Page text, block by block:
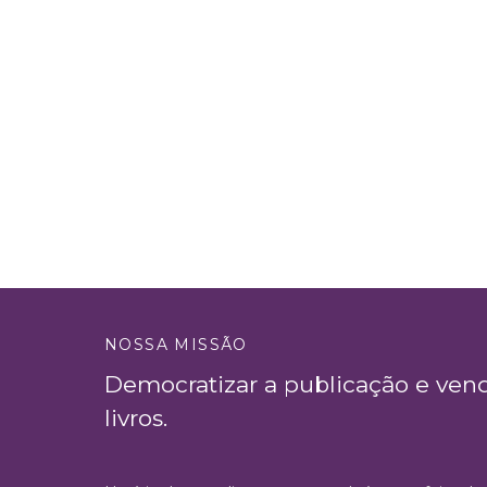
NOSSA MISSÃO
Democratizar a publicação e
livros.